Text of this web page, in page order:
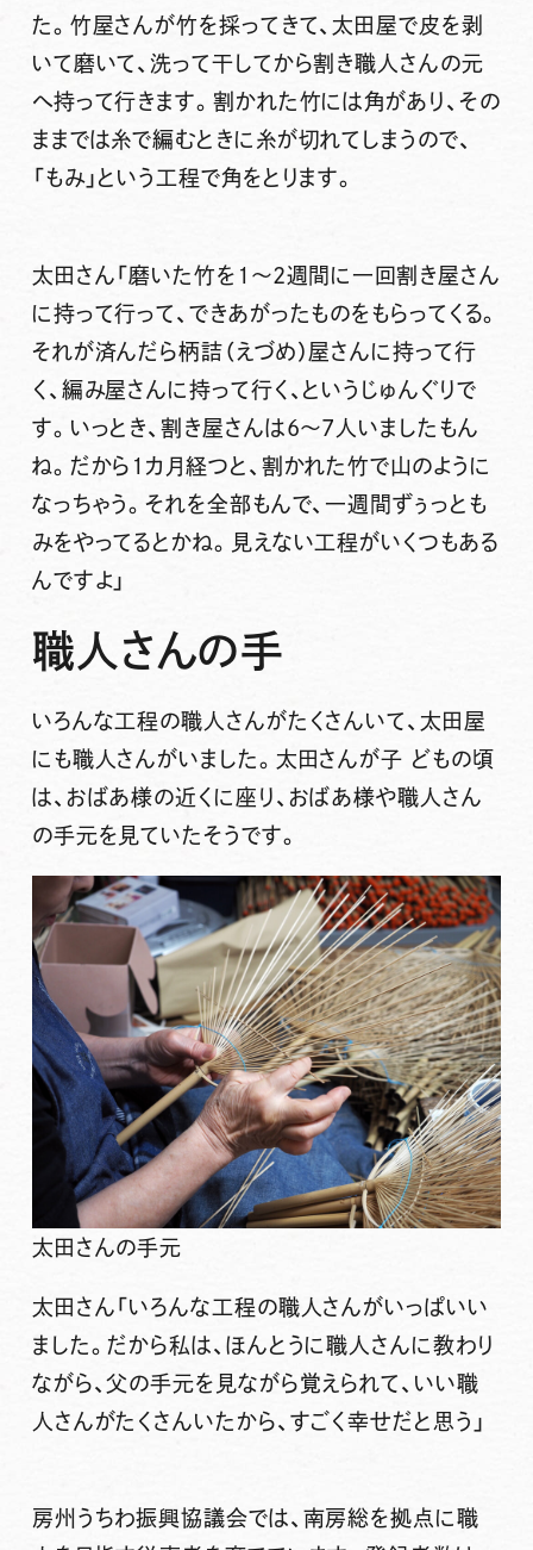
た。竹屋さんが竹を採ってきて、太田屋で皮を剥
いて磨いて、洗って干してから割き職人さんの元
へ持って行きます。割かれた竹には角があり、その
ままでは糸で編むときに糸が切れてしまうので、
「もみ」という工程で角をとります。
太田さん 「磨いた竹を1～2週間に一回割き屋さん
に持って行って、できあがったものをもらってくる。
それが済んだら柄詰（えづめ）屋さんに持って行
く、編み屋さんに持って行く、というじゅんぐりで
す。いっとき、割き屋さんは6～7人いましたもん
ね。だから1カ月経つと、割かれた竹で山のように
なっちゃう。それを全部もんで、一週間ずぅっとも
みをやってるとかね。見えない工程がいくつもある
んですよ」
職人さんの手
いろんな工程の職人さんがたくさんいて、太田屋
にも職人さんがいました。太田さんが子 どもの頃
は、おばあ様の近くに座り、おばあ様や職人さん
の手元を見ていたそうです。
太田さんの手元
太田さん 「いろんな工程の職人さんがいっぱいい
ました。だから私は、ほんとうに職人さんに教わり
ながら、父の手元を見ながら覚えられて、いい職
人さんがたくさんいたから、すごく幸せだと思う」
房州うちわ振興協議会では、南房総を拠点に職